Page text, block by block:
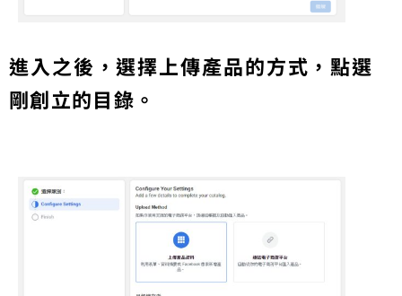
進入之後，選擇上傳產品的方式，點選
剛創立的目錄。